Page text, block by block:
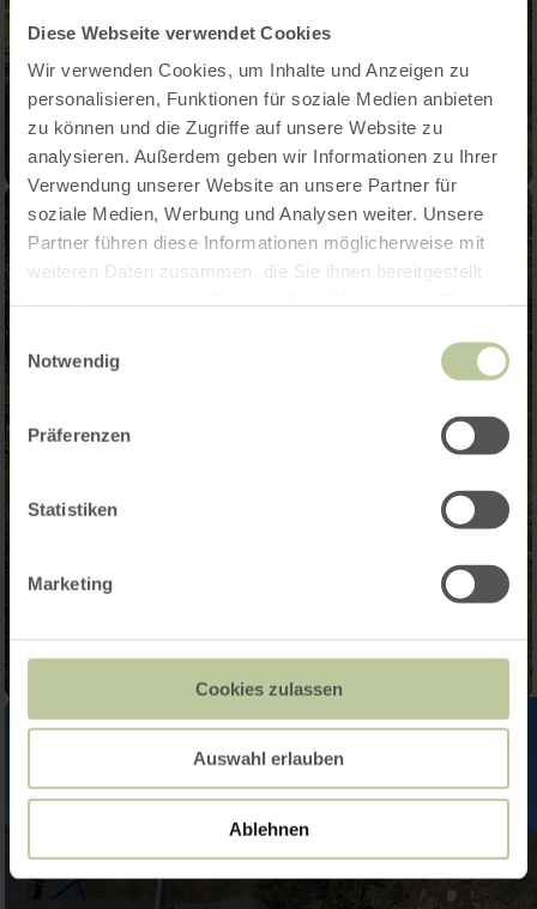
Diese Webseite verwendet Cookies
Wir verwenden Cookies, um Inhalte und Anzeigen zu
personalisieren, Funktionen für soziale Medien anbieten
zu können und die Zugriffe auf unsere Website zu
analysieren. Außerdem geben wir Informationen zu Ihrer
Verwendung unserer Website an unsere Partner für
soziale Medien, Werbung und Analysen weiter. Unsere
Partner führen diese Informationen möglicherweise mit
weiteren Daten zusammen, die Sie ihnen bereitgestellt
Notwendig
Präferenzen
Statistiken
Marketing
Cookies zulassen
Auswahl erlauben
Ablehnen